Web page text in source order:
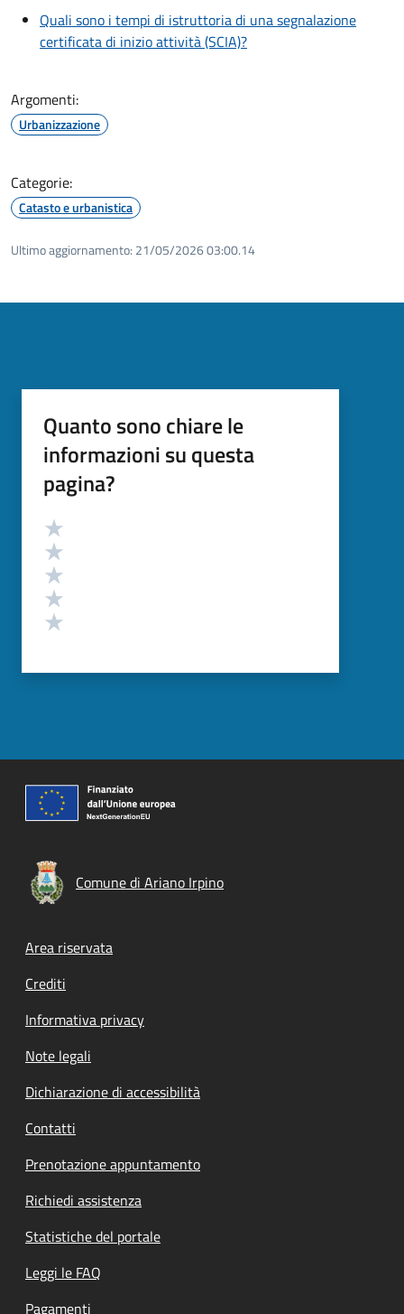
Quali sono i tempi di istruttoria di una segnalazione
certificata di inizio attività (SCIA)?
Argomenti:
Urbanizzazione
Categorie:
Catasto e urbanistica
Ultimo aggiornamento: 21/05/2026 03:00.14
Quanto sono chiare le
informazioni su questa
pagina?
Valutazione
Comune di Ariano Irpino
Footer menu
Area riservata
Crediti
Informativa privacy
Note legali
Dichiarazione di accessibilità
Contatti
Prenotazione appuntamento
Richiedi assistenza
Statistiche del portale
Leggi le FAQ
Pagamenti